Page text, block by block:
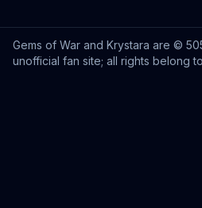
Gems of War and Krystara are ©
unofficial fan site; all rights belong